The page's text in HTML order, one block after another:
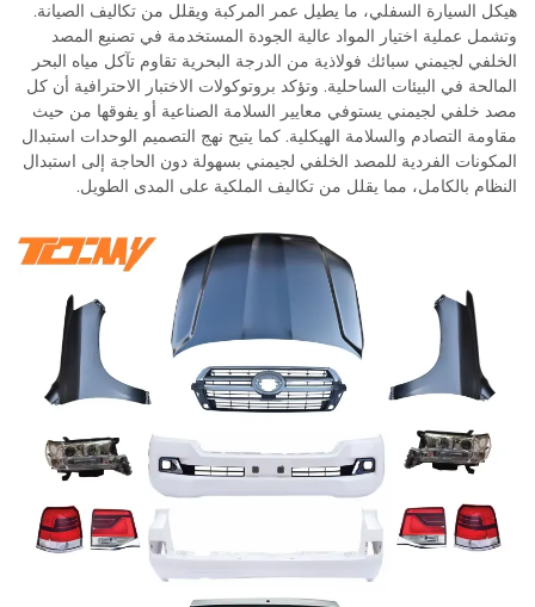
هيكل السيارة السفلي، ما يطيل عمر المركبة ويقلل من تكاليف الصيانة.
وتشمل عملية اختيار المواد عالية الجودة المستخدمة في تصنيع المصد
الخلفي لجيمني سبائك فولاذية من الدرجة البحرية تقاوم تآكل مياه البحر
المالحة في البيئات الساحلية. وتؤكد بروتوكولات الاختبار الاحترافية أن كل
مصد خلفي لجيمني يستوفي معايير السلامة الصناعية أو يفوقها من حيث
مقاومة التصادم والسلامة الهيكلية. كما يتيح نهج التصميم الوحدات استبدال
المكونات الفردية للمصد الخلفي لجيمني بسهولة دون الحاجة إلى استبدال
النظام بالكامل، مما يقلل من تكاليف الملكية على المدى الطويل.